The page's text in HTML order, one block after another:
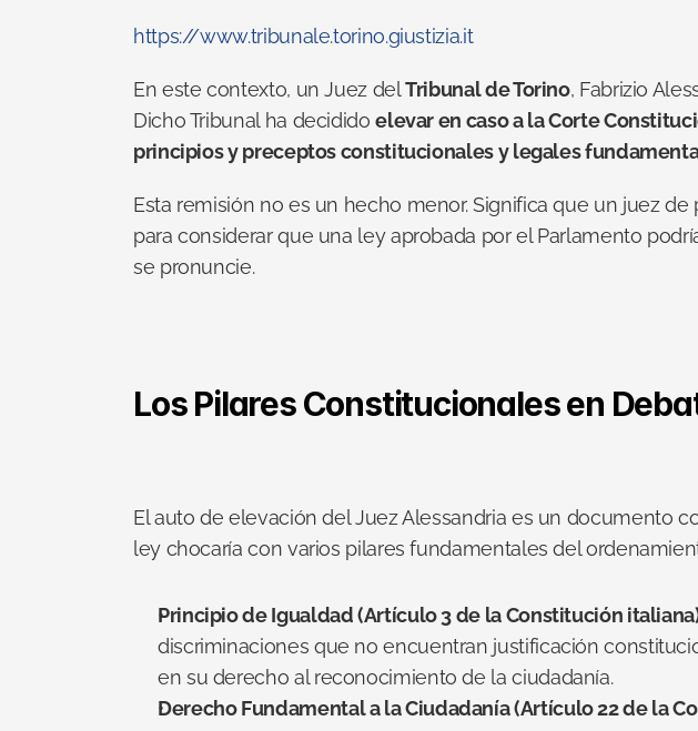
https://www.tribunale.torino.giustizia.it
En este contexto, un Juez del Tribunal de Torino, Fabrizio
Dicho Tribunal ha decidido elevar en caso a la Corte
principios y preceptos constitucionales y legales
Esta remisión no es un hecho menor. Significa que un juez
para considerar que una ley aprobada por el Parlamento
se pronuncie.
Los Pilares Constitucionales en
El auto de elevación del Juez Alessandria es un documento
ley chocaría con varios pilares fundamentales del
Principio de Igualdad (Artículo 3 de la Constitución
discriminaciones que no encuentran justificación
en su derecho al reconocimiento de la ciudadanía.
Derecho Fundamental a la Ciudadanía (Artículo 22 de la